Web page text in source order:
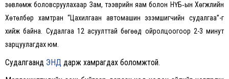
зөвлөмж боловсруулахаар Зам, тээврийн яам болон НҮБ‑ын Хөгжлийн
Хөтөлбөр хамтран “Цахилгаан автомашин эзэмшигчийн судалгаа”-г
хийж байна. Судалгаа 12 асуулттай бөгөөд ойролцоогоор 2-3 минут
зарцуулагдах юм.
Судалгаанд ЭНД дарж хамрагдах боломжтой.